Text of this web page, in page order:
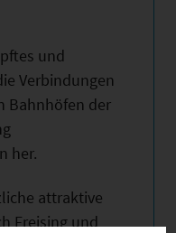
und
Verbindungen
Bahnhöfen der
her.
attraktive
Freising und